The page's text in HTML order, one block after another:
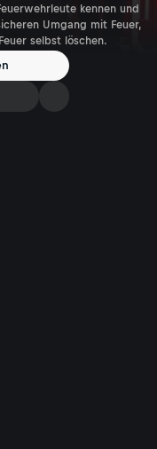
kennen und
Umgang mit Feuer,
selbst löschen.